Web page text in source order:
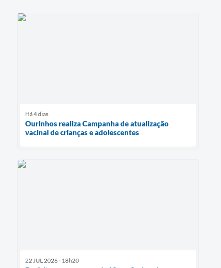
Há 4 dias
Ourinhos realiza Campanha de atualização
vacinal de crianças e adolescentes
22 JUL 2026 - 18h20